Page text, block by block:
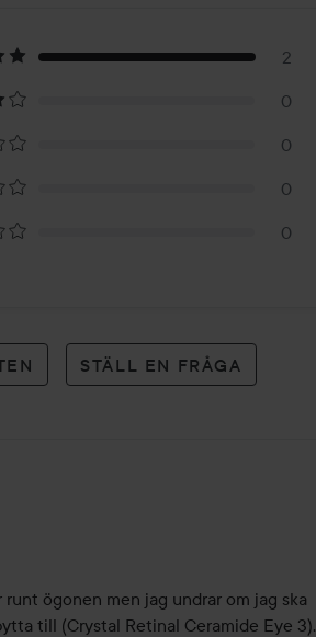
2
0
0
0
0
STÄLL EN FRÅGA
ögonen men jag undrar om jag ska
till (Crystal Retinal Ceramide Eye 3).